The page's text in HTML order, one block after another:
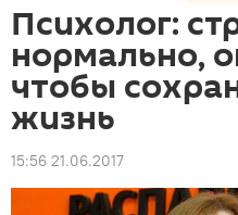
Психолог:
нормально,
чтобы
жизнь
15:56 21.06.2017